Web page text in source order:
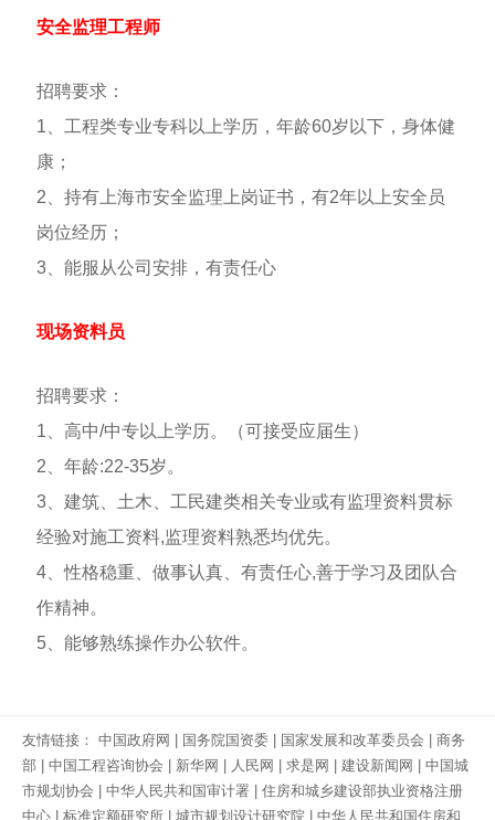
安全监理工程师
招聘要求：
1、工程类专业专科以上学历，年龄60岁以下，身体健
康；
2、持有上海市安全监理上岗证书，有2年以上安全员
岗位经历；
3、能服从公司安排，有责任心
现场资料员
招聘要求：
1、高中/中专以上学历。（可接受应届生）
2、年龄:22-35岁。
3、建筑、土木、工民建类相关专业或有监理资料贯标
经验对施工资料,监理资料熟悉均优先。
4、性格稳重、做事认真、有责任心,善于学习及团队合
作精神。
5、能够熟练操作办公软件。
友情链接： 中国政府网 国务院国资委 国家发展和改革委员会
商务
部
中国工程咨询协会 新华网 人民网 求是网 建设新闻网
中国城
市规划协会
中华人民共和国审计署
住房和城乡建设部执业资格注册
中心
标准定额研究所 城市规划设计研究院 中华人民共和国住房和